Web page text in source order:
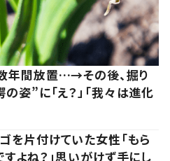
年間放置…→その後、掘り
姿”に「え？」「我々は進化
を片付けていた女性「もら
すよね？」思いがけず手にし